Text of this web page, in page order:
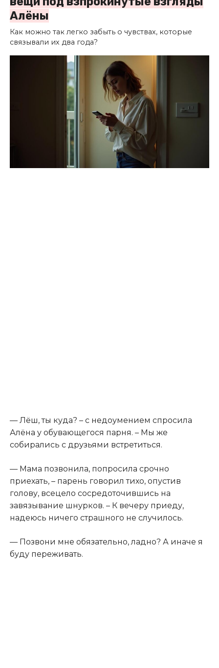
Алёны
Как можно так легко забыть о чувствах, которые
связывали их два года?
— Лёш, ты куда? – с недоумением спросила
Алёна у обувающегося парня. – Мы же
собирались с друзьями встретиться.
— Мама позвонила, попросила срочно
приехать, – парень говорил тихо, опустив
голову, всецело сосредоточившись на
завязывание шнурков. – К вечеру приеду,
надеюсь ничего страшного не случилось.
— Позвони мне обязательно, ладно? А иначе я
буду переживать.